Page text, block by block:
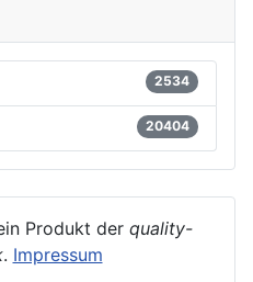
2534
20404
Produkt der quality-
. Impressum